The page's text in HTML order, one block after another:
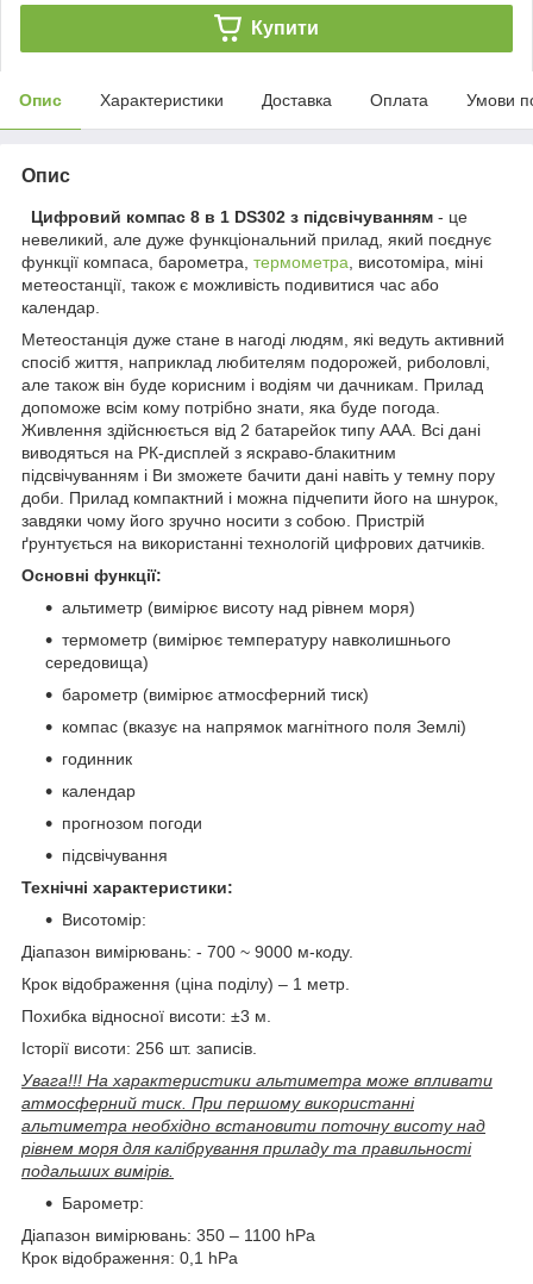
Купити
Опис Характеристики Доставка Оплата Умови
Опис
Цифровий компас 8 в 1 DS302 з підсвічуванням - це
невеликий, але дуже функціональний прилад, який поєднує
функції компаса, барометра, термометра , висотоміра, міні
метеостанції, також є можливість подивитися час або
календар.
Метеостанція дуже стане в нагоді людям, які ведуть активний
спосіб життя, наприклад любителям подорожей, риболовлі,
але також він буде корисним і водіям чи дачникам. Прилад
допоможе всім кому потрібно знати, яка буде погода.
Живлення здійснюється від 2 батарейок типу ААА. Всі дані
виводяться на РК-дисплей з яскраво-блакитним
підсвічуванням і Ви зможете бачити дані навіть у темну пору
доби. Прилад компактний і можна підчепити його на шнурок,
завдяки чому його зручно носити з собою. Пристрій
ґрунтується на використанні технологій цифрових датчиків.
Основні функції:
альтиметр (вимірює висоту над рівнем моря)
термометр (вимірює температуру навколишнього
середовища)
барометр (вимірює атмосферний тиск)
компас (вказує на напрямок магнітного поля Землі)
годинник
календар
прогнозом погоди
підсвічування
Технічні характеристики:
Висотомір:
Діапазон вимірювань: - 700 ~ 9000 м-коду.
Крок відображення (ціна поділу) – 1 метр.
Похибка відносної висоти: ±3 м.
Історії висоти: 256 шт. записів.
Увага!!! На характеристики альтиметра може впливати
атмосферний тиск. При першому використанні
альтиметра необхідно встановити поточну висоту над
рівнем моря для калібрування приладу та правильності
подальших вимірів.
Барометр:
Діапазон вимірювань: 350 – 1100 hPa
Крок відображення: 0,1 hPa